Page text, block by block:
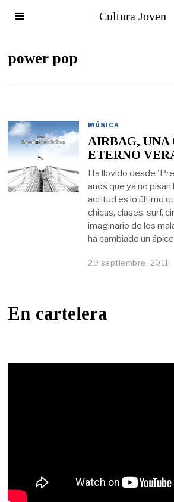
Cultura Joven
power pop
MÚSICA
AIRBAG, UNA
ETERNO
Ha llovido desde
años que ya no
actitud es lo último
chicas, clases, surf,
imaginario de los
ha cambiado un
29 septiembre, 2011
En cartelera